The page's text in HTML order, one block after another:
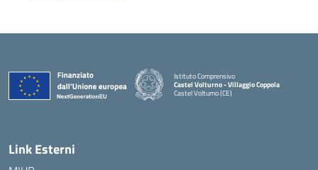
Istituto Comprensivo
Castel Volturno - Villaggio Coppola
Castel Volturno (CE)
Link Esterni